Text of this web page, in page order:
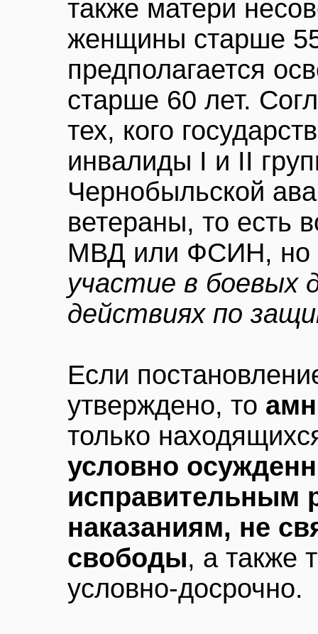
также матери
женщины старше
предполагается
старше 60 лет.
тех, кого
инвалиды I и II
Чернобыльской
ветераны, то есть
МВД или ФСИН, но
участие в боевых
действиях по
Если
утверждено, то
только
условно
исправительным
наказаниям, не
свободы, а также
условно-досрочно.